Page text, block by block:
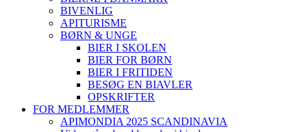
BIVENLIG
APITURISME
BØRN & UNGE
BIER I SKOLEN
BIER FOR BØRN
BIER I FRITIDEN
BESØG EN BIAVLER
OPSKRIFTER
FOR MEDLEMMER
APIMONDIA 2025 SCANDINAVIA